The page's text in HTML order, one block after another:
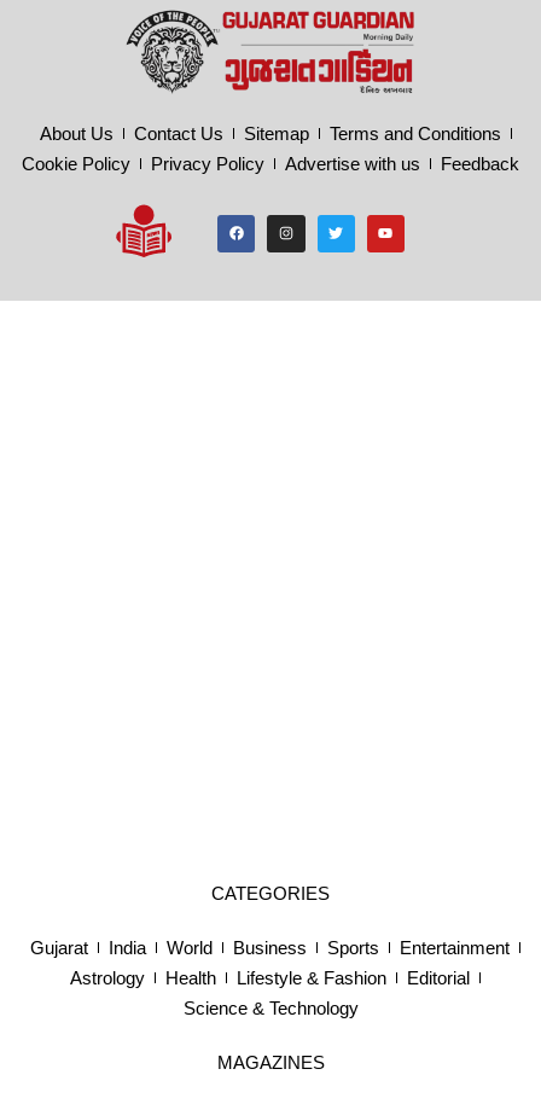
About Us Contact Us Sitemap
Terms and Conditions
Cookie Policy
Privacy Policy Advertise with us Feedback
CATEGORIES
Gujarat India World Business Sports
Entertainment
Astrology
Health Lifestyle & Fashion
Editorial
Science & Technology
MAGAZINES